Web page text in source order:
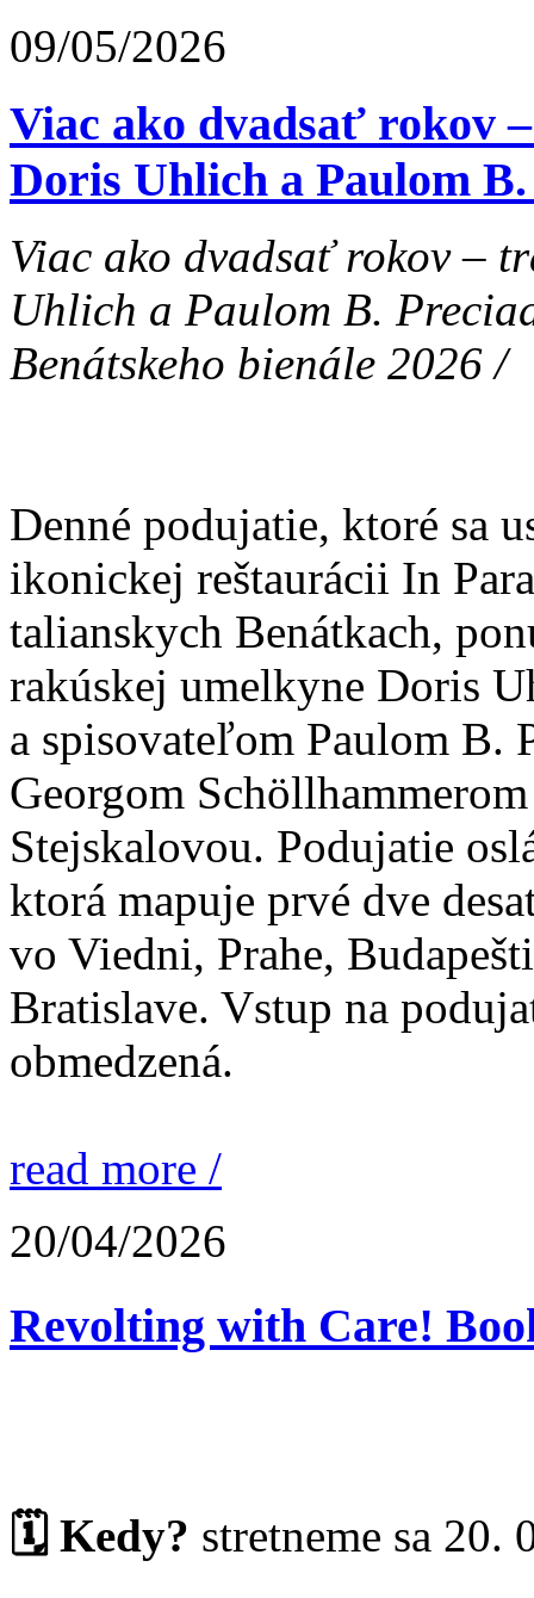
09/05/2026
Viac ako dvadsať rokov
Doris Uhlich a Paulom
Viac ako dvadsať rokov –
Uhlich a Paulom B.
Benátskeho bienále 2026 /
Denné podujatie, ktoré sa
ikonickej reštaurácii In
talianskych Benátkach,
rakúskej umelkyne Doris
a spisovateľom Paulom B.
Georgom
Stejskalovou. Podujatie
ktorá mapuje prvé dve
vo Viedni, Prahe,
Bratislave. Vstup na
obmedzená.
read more /
20/04/2026
Revolting with Care!
🗓️ Kedy? stretneme sa 20.